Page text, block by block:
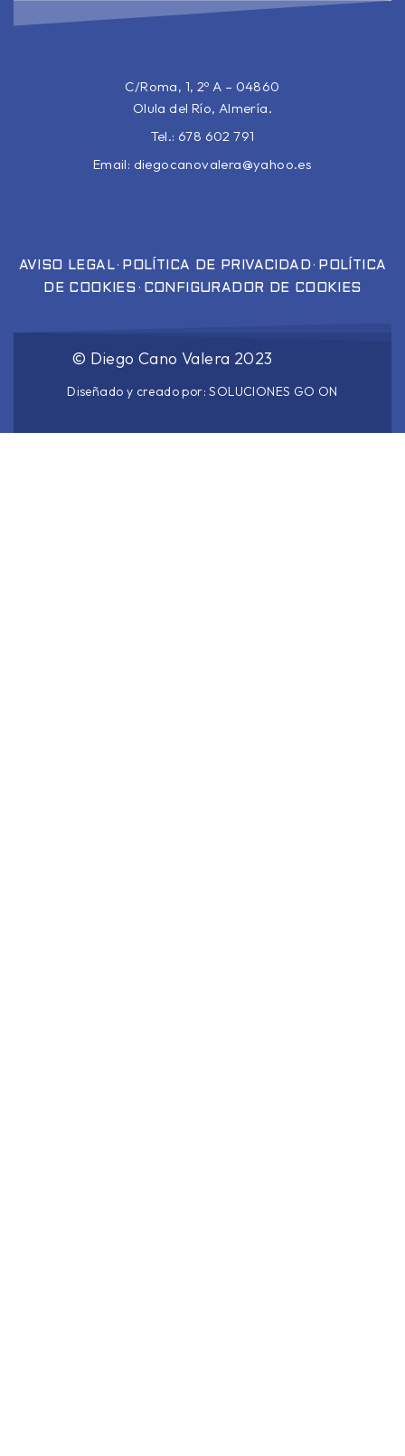
C/Roma, 1, 2º A – 04860
Olula del Río, Almería.
Tel.: 678 602 791
Email: diegocanovalera@yahoo.es
AVISO LEGAL· POLÍTICA DE PRIVACIDAD · POLÍTICA
DE COOKIES · CONFIGURADOR DE COOKIES
© Diego Cano Valera 2023
Diseñado y creado por:SOLUCIONES GO ON